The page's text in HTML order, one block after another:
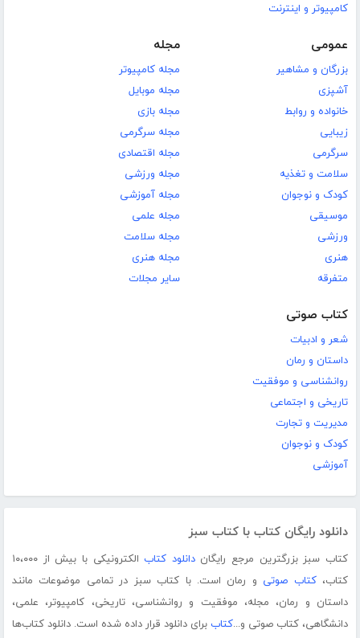
کامپیوتر و اینترنت
عمومی
بزرگان و مشاهیر
آشپزی
خانواده و روابط
زیبایی
سرگرمی
سلامت و تغذیه
کودک و نوجوان
موسیقی
ورزشی
هنری
متفرقه
مجله
مجله کامپیوتر
مجله موبایل
مجله بازی
مجله سرگرمی
مجله اقتصادی
مجله ورزشی
مجله آموزشی
مجله علمی
مجله سلامت
مجله هنری
سایر مجلات
کتاب صوتی
شعر و ادبیات
داستان و رمان
روانشناسی و موفقیت
تاریخی و اجتماعی
مدیریت و تجارت
کودک و نوجوان
آموزشی
دانلود رایگان کتاب با کتاب سبز
کتاب سبز بزرگترین مرجع رایگاندانلود کتاب
الکترونیکی با بیش از ۱۰،۰۰۰
کتاب،کتاب صوتی و رمان است. با کتاب سبز در تمامی موضوعات مانند
داستان و رمان، مجله، موفقیت و روانشناسی، تاریخی، کامپیوتر، علمی،
دانشگاهی، کتاب صوتی و...کتاب برای دانلود قرار داده شده است. دانلود کتاب‌ها